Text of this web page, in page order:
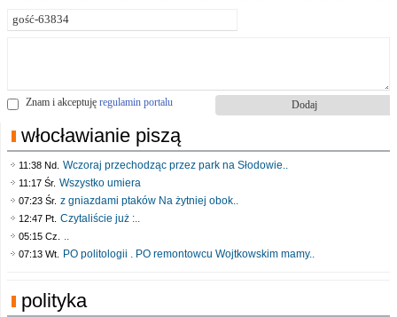
Znam i akceptuję regulamin portalu
włocławianie piszą
11:38 Nd. Wczoraj przechodząc przez park na Słodowie..
11:17 Śr. Wszystko umiera
07:23 Śr. z gniazdami ptaków Na żytniej obok..
12:47 Pt. Czytaliście już :..
05:15 Cz. ..
07:13 Wt. PO politologii . PO remontowcu Wojtkowskim mamy..
polityka